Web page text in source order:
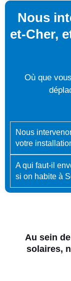
Nous
et-Cher,
Où que
Nous
votre
A qui faut-il
si on habite à
Au sein
solaires,